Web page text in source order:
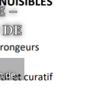
–
de...